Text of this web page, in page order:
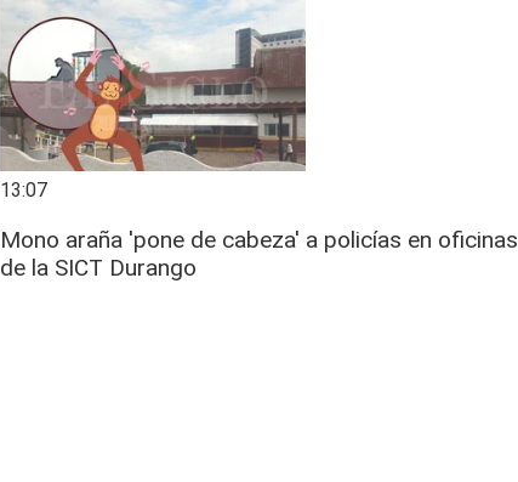
13:07
Mono araña 'pone de cabeza' a policías en oficinas
de la SICT Durango